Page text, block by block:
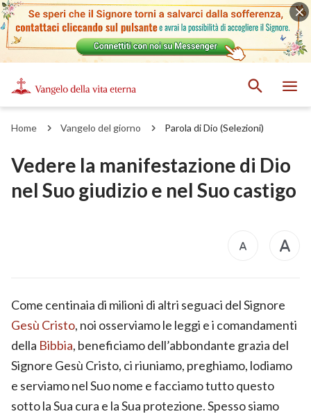
Home Vangelo del giorno Parola di Dio (Selezioni)
Vedere la manifestazione di Dio
nel Suo giudizio e nel Suo castigo
Come centinaia di milioni di altri seguaci del Signore
Gesù Cristo, noi osserviamo le leggi e i comandamenti
della Bibbia, beneficiamo dell’abbondante grazia del
Signore Gesù Cristo, ci riuniamo, preghiamo, lodiamo
e serviamo nel Suo nome e facciamo tutto questo
sotto la Sua cura e la Sua protezione. Spesso siamo